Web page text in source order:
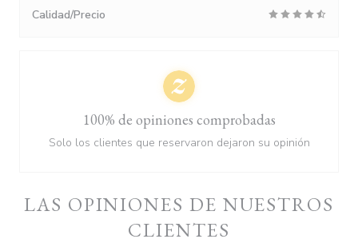
LAS OPINIONES DE NUESTROS
CLIENTES
Calidad/Precio
100% de opiniones comprobadas
Solo los clientes que reservaron dejaron su opinión